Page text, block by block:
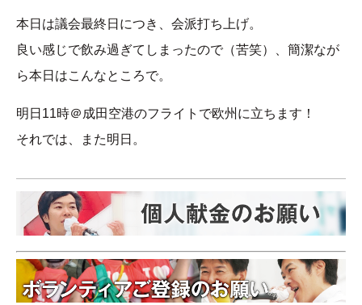
本日は議会最終日につき、会派打ち上げ。
良い感じで飲み過ぎてしまったので（苦笑）、簡潔なが
ら本日はこんなところで。
明日11時＠成田空港のフライトで欧州に立ちます！
それでは、また明日。